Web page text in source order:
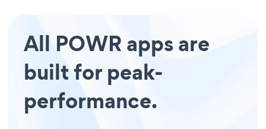
All POWR apps are
built for peak-
performance.